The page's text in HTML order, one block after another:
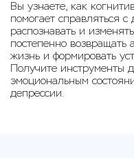
Вы узнаете, как
помогает справляться с
распознавать и
постепенно возвращать
жизнь и формировать
Получите инструменты
эмоциональным
депрессии.